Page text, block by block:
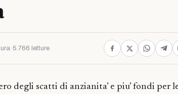
· 5.766 letture
degli scatti di anzianita’ e piu’ fondi per